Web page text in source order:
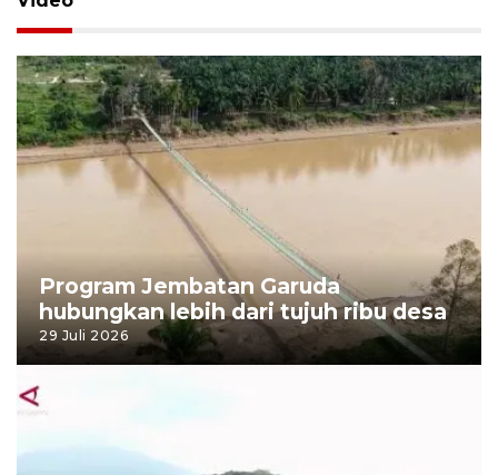
Program Jembatan Garuda
hubungkan lebih dari tujuh ribu desa
29 Juli 2026